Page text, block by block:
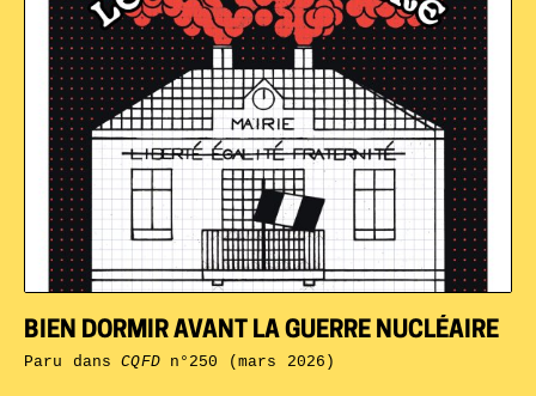
BIEN DORMIR AVANT LA GUERRE NUCLÉAIRE
Paru dansCQFDn°250 (mars 2026)